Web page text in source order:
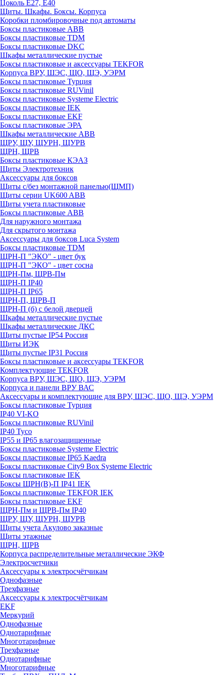
Цоколь Е27, E40
Щиты. Шкафы. Боксы. Корпуса
Коробки пломбировочные под автоматы
Боксы пластиковые ABB
Боксы пластиковые TDM
Боксы пластиковые DKC
Шкафы металлические пустые
Боксы пластиковые и аксессуары TEKFOR
Корпуса ВРУ, ШЭС, ЩО, ЩЭ, УЭРМ
Боксы пластиковые Турция
Боксы пластиковые RUVinil
Боксы пластиковые Systeme Electric
Боксы пластиковые IEK
Боксы пластиковые EKF
Боксы пластиковые ЭРА
Шкафы металлические ABB
ЩРУ, ЩУ, ЩУРН, ЩУРВ
ЩРН, ЩРВ
Боксы пластиковые КЭАЗ
Щиты Электротехник
Аксессуары для боксов
Щиты с/без монтажной панелью(ЩМП)
Щиты серии UK600 ABB
Щиты учета пластиковые
Боксы пластиковые ABB
Для наружного монтажа
Для скрытого монтажа
Аксессуары для боксов Luca System
Боксы пластиковые TDM
ЩРН-П "ЭКО" - цвет бук
ЩРН-П "ЭКО" - цвет сосна
ЩРН-Пм, ЩРВ-Пм
ЩРН-П IP40
ЩРН-П IP65
ЩРН-П, ЩРВ-П
ЩРН-П (б) с белой дверцей
Шкафы металлические пустые
Шкафы металлические ДКС
Щиты пустые IP54 Россия
Щиты ИЭК
Щиты пустые IP31 Россия
Боксы пластиковые и аксессуары TEKFOR
Комплектующие TEKFOR
Корпуса ВРУ, ШЭС, ЩО, ЩЭ, УЭРМ
Корпуса и панели ВРУ ВАС
Аксессуары и комплектующие для ВРУ, ШЭС, ЩО, ЩЭ, УЭРМ
Боксы пластиковые Турция
IP40 VI-KO
Боксы пластиковые RUVinil
IP40 Тусо
IP55 и IP65 влагозащищенные
Боксы пластиковые Systeme Electric
Боксы пластиковые IP65 Kaedra
Боксы пластиковые City9 Box Systeme Electric
Боксы пластиковые IEK
Боксы ЩРН(В)-П IP41 IEK
Боксы пластиковые TEKFOR IEK
Боксы пластиковые EKF
ЩРН-Пм и ЩРВ-Пм IP40
ЩРУ, ЩУ, ЩУРН, ЩУРВ
Щиты учета Акулово заказные
Щиты этажные
ЩРН, ЩРВ
Корпуса распределительные металлические ЭКФ
Электросчетчики
Аксессуары к электросчётчикам
Однофазные
Трехфазные
Аксессуары к электросчётчикам
EKF
Меркурий
Однофазные
Однотарифные
Многотарифные
Трехфазные
Однотарифные
Многотарифные